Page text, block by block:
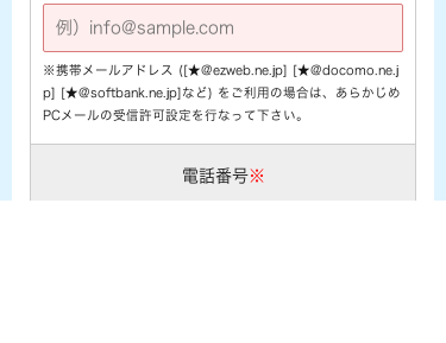
※携帯メールアドレス ([★@ezweb.ne.jp] [★@docomo.ne.j
p] [★@softbank.ne.jp]など) をご利用の場合は、あらかじめ
PCメールの受信許可設定を行なって下さい。
電話番号※